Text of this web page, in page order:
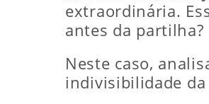
extraordinária.
antes da partilha?
Neste caso,
indivisibilidade